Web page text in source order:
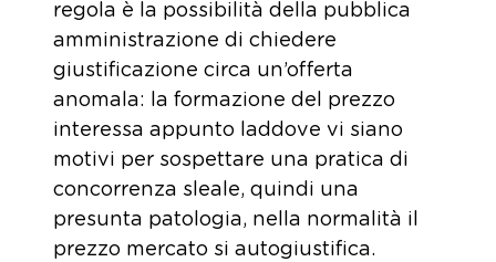
regola è la possibilità della pubblica
amministrazione di chiedere
giustificazione circa un’offerta
anomala: la formazione del prezzo
interessa appunto laddove vi siano
motivi per sospettare una pratica di
concorrenza sleale, quindi una
presunta patologia, nella normalità il
prezzo mercato si autogiustifica.